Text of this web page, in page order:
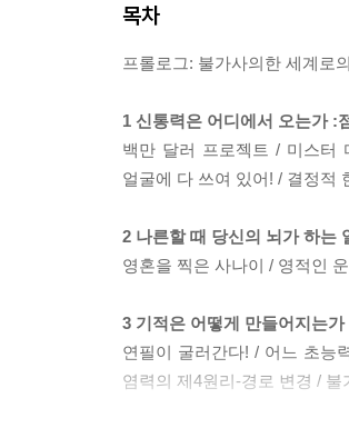
목차
프롤로그: 불가사의한 세계로
1 신통력은 어디에서 오는가 :
백만 달러 프로젝트 / 미스터
얼굴에 다 쓰여 있어! / 결정적
2 나른할 때 당신의 뇌가 하는
영혼을 찍은 사나이 / 영적인
3 기적은 어떻게 만들어지는가
연필이 굴러간다! / 어느 초능
염력의 제4원리-경로 변경 /